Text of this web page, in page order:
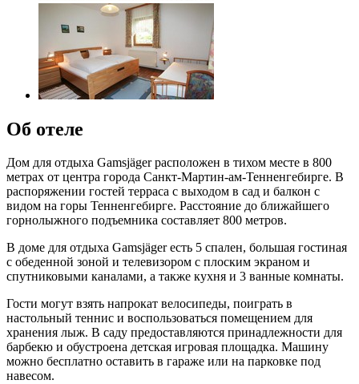
Об отеле
Дом для отдыха Gamsjäger расположен в тихом месте в 800
метрах от центра города Санкт-Мартин-ам-Тенненгебирге. В
распоряжении гостей терраса с выходом в сад и балкон с
видом на горы Тенненгебирге. Расстояние до ближайшего
горнолыжного подъемника составляет 800 метров.
В доме для отдыха Gamsjäger есть 5 спален, большая гостиная
с обеденной зоной и телевизором с плоским экраном и
спутниковыми каналами, а также кухня и 3 ванные комнаты.
Гости могут взять напрокат велосипеды, поиграть в
настольный теннис и воспользоваться помещением для
хранения лыж. В саду предоставляются принадлежности для
барбекю и обустроена детская игровая площадка. Машину
можно бесплатно оставить в гараже или на парковке под
навесом.